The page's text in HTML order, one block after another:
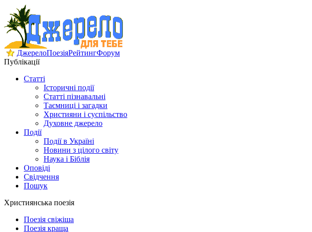
ДжерелоПоезіяРейтингФорум
Публікації
Статті
Історичні події
Статті пізнавальні
Таємниці і загадки
Християни і суспільство
Духовне джерело
Події
Події в Україні
Новини з цілого світу
Наука і Біблія
Оповіді
Свідчення
Пошук
Християнська поезія
Поезія свіжіша
Поезія краща